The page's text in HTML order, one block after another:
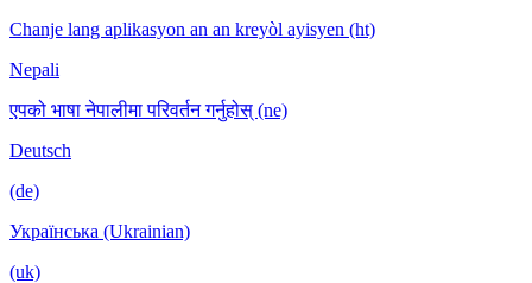
Chanje lang aplikasyon an an kreyòl ayisyen (ht)
Nepali
एपको भाषा नेपालीमा परिवर्तन गर्नुहोस् (ne)
Deutsch
(de)
Українська (Ukrainian)
(uk)